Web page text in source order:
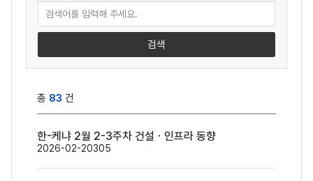
검색
총 83 건
한-케냐 2월 2-3주차 건설ㆍ인프라 동향
2026-02-20305